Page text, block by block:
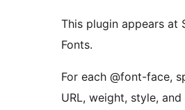
This plugin appears at
Fonts.
For each @font-face,
URL, weight, style,